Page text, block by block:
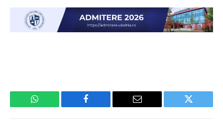
WhatsApp Facebook Email Twitter